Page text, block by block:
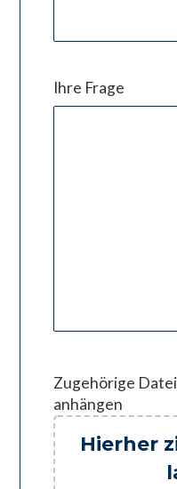
Ihre Frage
Zugehörige
anhängen
Hierher